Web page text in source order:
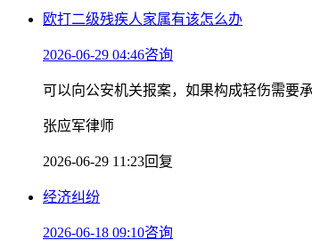
欧打二级残疾人家属有该怎么办
2026-06-29 04:46咨询
可以向公安机关报案，如果构成轻伤需要
张应军律师
2026-06-29 11:23回复
经济纠纷
2026-06-18 09:10咨询